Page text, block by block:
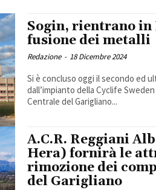
Sogin, rientrano
fusione dei metalli
Redazione - 18 Dicembre 2024
Si è concluso oggi il secondo ed
dall’impianto della Cyclife
Centrale del Garigliano...
A.C.R. Reggiani
Hera) fornirà le
rimozione dei
del Garigliano